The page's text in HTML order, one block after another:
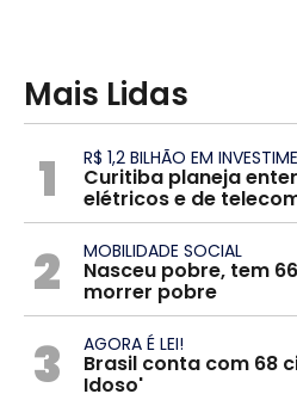
Mais Lidas
1 R$ 1,2 BILHÃO EM
Curitiba planeja
elétricos e de
2 MOBILIDADE SOCIAL
Nasceu pobre, tem
morrer pobre
3 AGORA É LEI!
Brasil conta com 68
Idoso'